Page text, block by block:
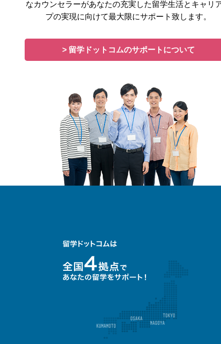
なカウンセラーがあなたの充実した留学生活とキャリ
プの実現に向けて最大限にサポート致します。
> 留学ドットコムのサポートについて